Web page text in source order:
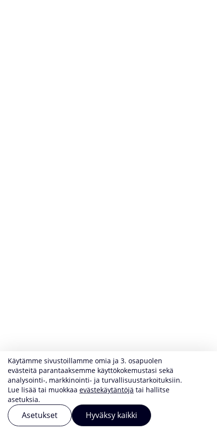
Käytämme sivustoillamme omia ja 3. osapuolen
evästeitä parantaaksemme käyttökokemustasi sekä
analysointi-, markkinointi- ja turvallisuustarkoituksiin.
Lue lisää tai muokkaa evästekäytäntöjä tai hallitse
asetuksia.
Asetukset Hyväksy kaikki